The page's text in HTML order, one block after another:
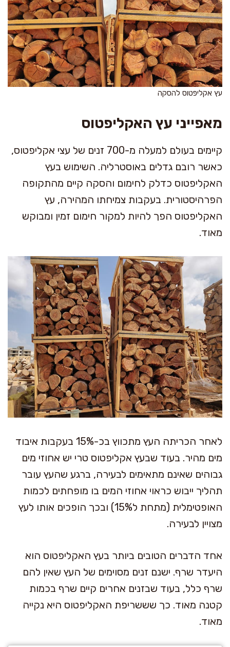
עץ אקליפטוס להסקה
מאפייני עץ האקליפטוס
קיימים בעולם למעלה מ-700 זנים של עצי אקליפטוס,
כאשר רובם גדלים באוסטרליה. השימוש בעץ
האקליפטוס כדלק לחימום והסקה קיים מהתקופה
הפרהיסטורית. בעקבות צמיחתו המהירה, עץ
האקליפטוס הפך להיות למקור חימום זמין ומבוקש
מאוד.
לאחר הכריתה העץ מתכווץ בכ-15% בעקבות איבוד
מים מהיר. בעוד שבעץ אקליפטוס טרי יש אחוזי מים
גבוהים שאינם מתאימים לבעירה, ברגע שהעץ עובר
תהליך ייבוש כראוי אחוזי המים בו מופחתים לכמות
האופטימלית (מתחת ל15%) ובכך הופכים אותו לעץ
מצויין לבעירה.
אחד הדברים הטובים ביותר בעץ האקליפטוס הוא
היעדר שרף. ישנם זנים מסוימים של העץ שאין להם
שרף כלל, בעוד שבזנים אחרים קיים שרף בכמות
קטנה מאוד. כך שששריפת האקליפטוס היא נקייה
מאוד.